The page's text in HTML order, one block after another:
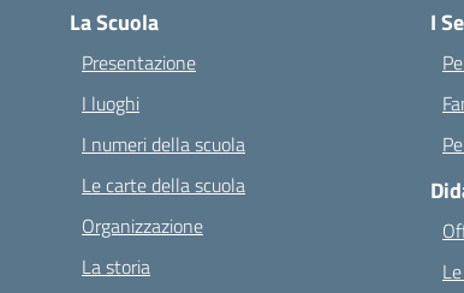
La Scuola
Presentazione
I luoghi
I numeri della scuola
Le carte della scuola
Organizzazione
La storia
I